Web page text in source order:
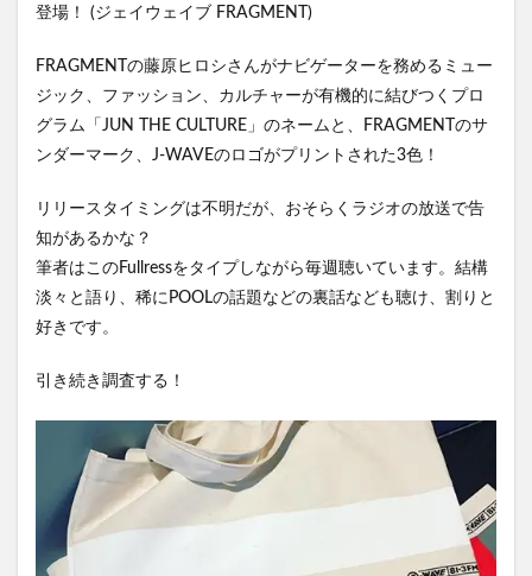
登場！ (ジェイウェイブ FRAGMENT)
FRAGMENTの藤原ヒロシさんがナビゲーターを務めるミュー
ジック、ファッション、カルチャーが有機的に結びつくプロ
グラム「JUN THE CULTURE」のネームと、FRAGMENTのサ
ンダーマーク、J-WAVEのロゴがプリントされた3色！
リリースタイミングは不明だが、おそらくラジオの放送で告
知があるかな？
筆者はこのFullressをタイプしながら毎週聴いています。結構
淡々と語り、稀にPOOLの話題などの裏話なども聴け、割りと
好きです。
引き続き調査する！